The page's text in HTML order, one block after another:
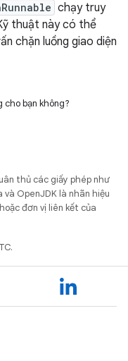
chạy truy
thuật này có thể
chặn luồng giao diện
cho bạn không?
thủ các giấy phép như
và OpenJDK là nhãn hiệu
đơn vị liên kết của